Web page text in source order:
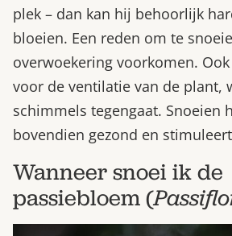
plek – dan kan hij behoorlijk
bloeien. Een reden om te
overwoekering voorkomen.
voor de ventilatie van de plant,
schimmels tegengaat. Snoeien
bovendien gezond en
Wanneer snoei ik de
passiebloem (